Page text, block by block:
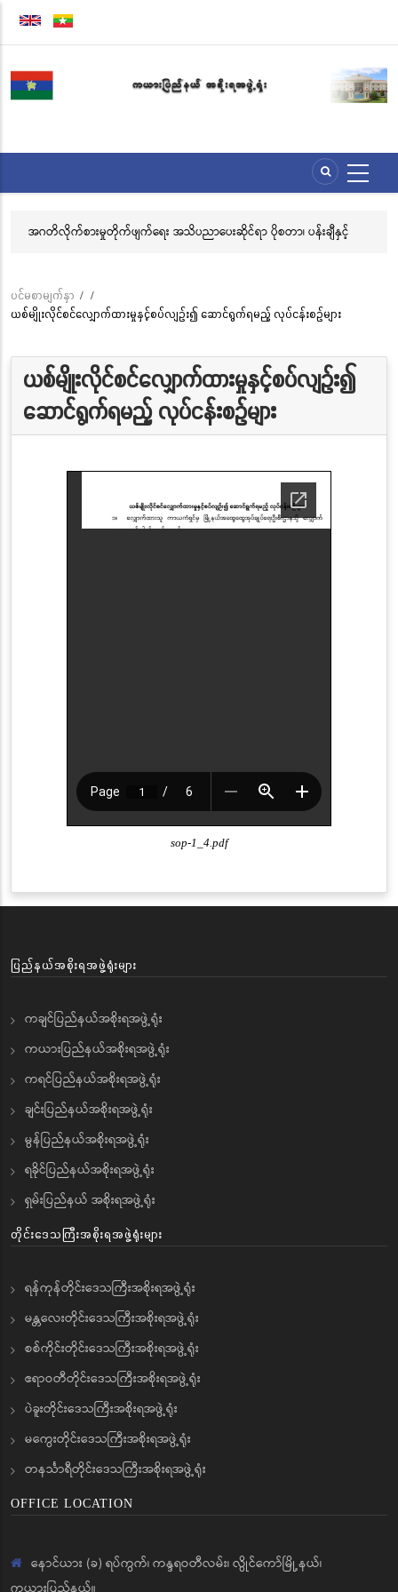
အဓိက
အကြောင်းအရာ
သွား
မည်
အဂတိလိုက်စားမှုတိုက်ဖျက်ရေး အသိပညာပေးဆိုင်ရာ ပိုစတာ၊ ပန်းချီနှင့်
Breadcrumb
ပင်မစာမျက်နှာ / /
ယစ်မျိုးလိုင်စင်လျှောက်ထားမှုနှင့်စပ်လျဉ်း၍ ဆောင်ရွက်ရမည့် လုပ်ငန်းစဉ်များ
ယစ်မျိုးလိုင်စင်လျှောက်ထားမှုနှင့်စပ်လျဉ်း၍
ဆောင်ရွက်ရမည့် လုပ်ငန်းစဉ်များ
sop-1_4.pdf
ပြည်နယ်အစိုးရအဖွဲ့ရုံးများ
ကချင်ပြည်နယ်အစိုးရအဖွဲ့ရုံး
ကယားပြည်နယ်အစိုးရအဖွဲ့ရုံး
ကရင်ပြည်နယ်အစိုးရအဖွဲ့ရုံး
ချင်းပြည်နယ်အစိုးရအဖွဲ့ရုံး
မွန်ပြည်နယ်အစိုးရအဖွဲ့ရုံး
ရခိုင်ပြည်နယ်အစိုးရအဖွဲ့ရုံး
ရှမ်းပြည်နယ် အစိုးရအဖွဲ့ရုံး
တိုင်းဒေသကြီးအစိုးရအဖွဲ့ရုံးများ
ရန်ကုန်တိုင်းဒေသကြီးအစိုးရအဖွဲ့ရုံး
မန္တလေးတိုင်းဒေသကြီးအစိုးရအဖွဲ့ရုံး
စစ်ကိုင်းတိုင်းဒေသကြီးအစိုးရအဖွဲ့ရုံး
ဧရာဝတီတိုင်းဒေသကြီးအစိုးရအဖွဲ့ရုံး
ပဲခူးတိုင်းဒေသကြီးအစိုးရအဖွဲ့ရုံး
မကွေးတိုင်းဒေသကြီးအစိုးရအဖွဲ့ရုံး
တနင်္သာရီတိုင်းဒေသကြီးအစိုးရအဖွဲ့ရုံး
OFFICE LOCATION
နောင်ယား (ခ) ရပ်ကွက်၊ ကန္ဒရဝတီလမ်း၊ လွိုင်ကော်မြို့နယ်၊